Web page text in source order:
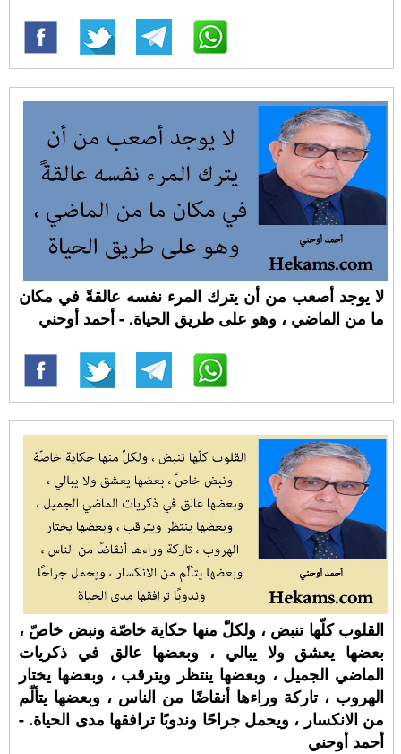
لا يوجد أصعب من أن يترك المرء نفسه عالقةً في مكان
ما من الماضي ، وهو على طريق الحياة. - أحمد أوحني
القلوب كلّها تنبض ، ولكلّ منها حكاية خاصّة ونبض خاصّ ،
بعضها يعشق ولا يبالي ، وبعضها عالق في ذكريات
الماضي الجميل ، وبعضها ينتظر ويترقب ، وبعضها يختار
الهروب ، تاركة وراءها أنقاضًا من الناس ، وبعضها يتألّم
من الانكسار ، ويحمل جراحًا وندوبًا ترافقها مدى الحياة. -
أحمد أوحني